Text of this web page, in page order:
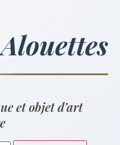
et objet d’art